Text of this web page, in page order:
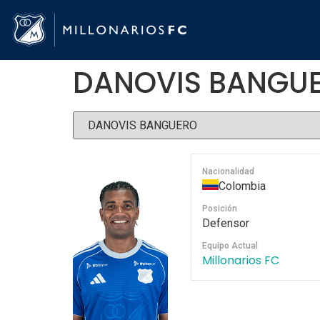
DANOVIS
Nacionalidad
Colombia
Posición
Defensor
Equipo Actual
Millonarios FC